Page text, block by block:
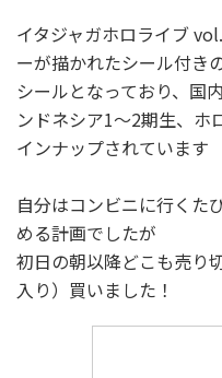
イタジャガホロライブ
ーが描かれたシール付き
シールとなっており、国
ンドネシア1～2期生、ホ
インナップされています
自分はコンビニに行くた
める計画でしたが
初日の朝以降どこも売り
入り）買いました！